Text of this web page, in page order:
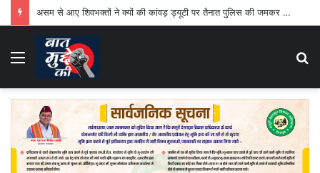
असम से आए शिवभक्तों ने क्यों की कांवड़ ड्यूटी पर तैनात पुलिस की जमकर तारीफ
Menu